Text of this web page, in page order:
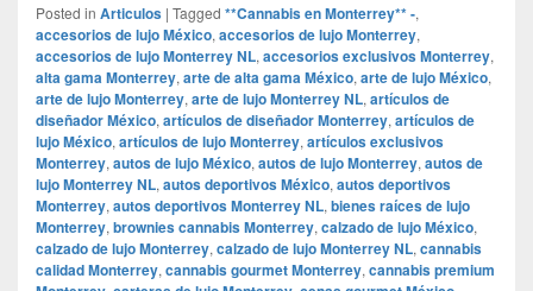
Posted in Articulos | Tagged **Cannabis en Monterrey** -,
accesorios de lujo México, accesorios de lujo Monterrey,
accesorios de lujo Monterrey NL, accesorios exclusivos Monterrey,
alta gama Monterrey, arte de alta gama México, arte de lujo México,
arte de lujo Monterrey, arte de lujo Monterrey NL, artículos de
diseñador México, artículos de diseñador Monterrey, artículos de
lujo México, artículos de lujo Monterrey, artículos exclusivos
Monterrey, autos de lujo México, autos de lujo Monterrey, autos de
lujo Monterrey NL, autos deportivos México, autos deportivos
Monterrey, autos deportivos Monterrey NL, bienes raíces de lujo
Monterrey, brownies cannabis Monterrey, calzado de lujo México,
calzado de lujo Monterrey, calzado de lujo Monterrey NL, cannabis
calidad Monterrey, cannabis gourmet Monterrey, cannabis premium